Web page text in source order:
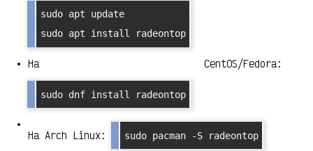
sudo apt update
sudo apt install radeontop
На CentOS/Fedora:
sudo dnf install radeontop
На Arch Linux: sudo pacman -S radeontop